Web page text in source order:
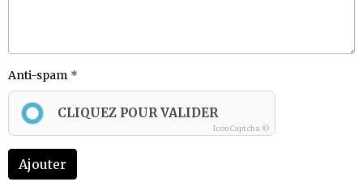
Anti-spam
CLIQUEZ POUR VALIDER
IconCaptcha ©
Ajouter